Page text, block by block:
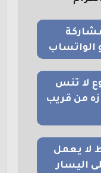
الواتساب
لا تنس
من قريب
لا يعمل
اليسار